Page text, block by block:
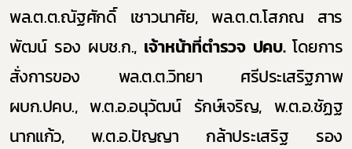
พล.ต.ต.ณัฐศักดิ์ เชาวนาศัย, พล.ต.ต.โสภณ สาร
พัฒน์ รอง ผบช.ก., เจ้าหน้าที่ตำรวจ ปคบ.โดยการ
สั่งการของ พล.ต.ต.วิทยา ศรีประเสริฐภาพ
ผบก.ปคบ., พ.ต.อ.อนุวัฒน์ รักษ์เจริญ, พ.ต.อ.ชัฏฐ
นากแก้ว,พ.ต.อ.ปัญญา กล้าประเสริฐ รอง